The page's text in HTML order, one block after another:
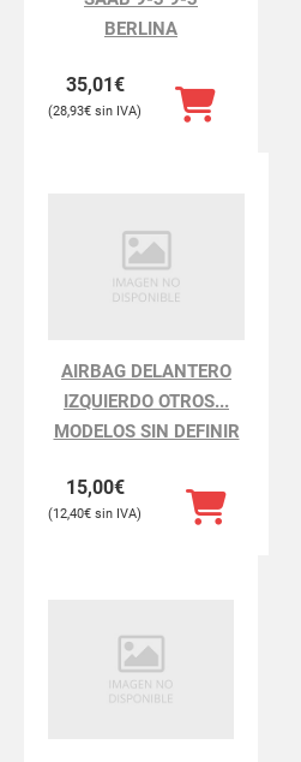
BERLINA
35,01€
28,93€
AIRBAG DELANTERO
IZQUIERDO OTROS...
MODELOS SIN DEFINIR
15,00€
12,40€